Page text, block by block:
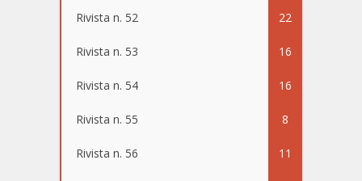
Rivista n. 52 22
Rivista n. 53 16
Rivista n. 54 16
Rivista n. 55 8
Rivista n. 56 11